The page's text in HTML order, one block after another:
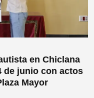
en Chiclana
de junio con actos
Mayor